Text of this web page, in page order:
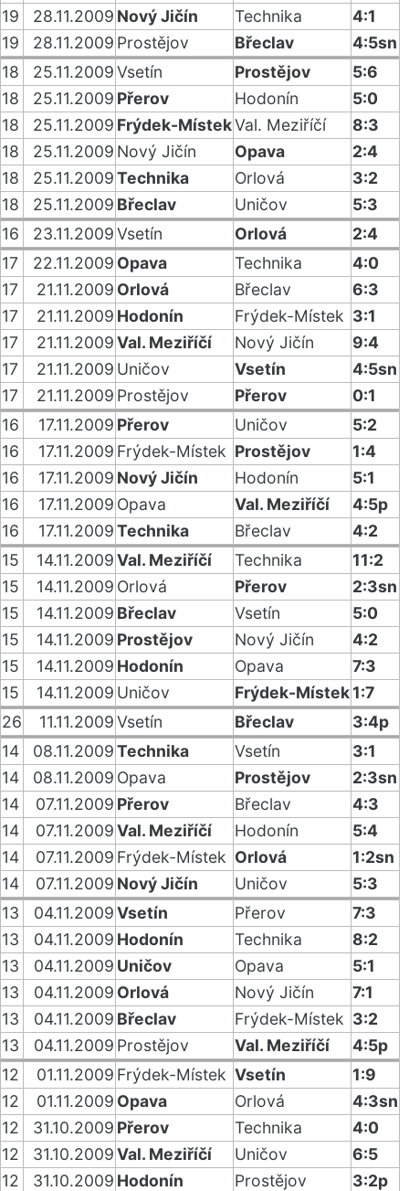
19
28.11.2009 Nový Jičín Technika
4:1
19
28.11.2009 Prostějov Břeclav
4:5sn
18
25.11.2009Vsetín Prostějov
5:6
18
25.11.2009 Přerov Hodonín
5:0
18
25.11.2009 Frýdek-MístekVal. Meziříčí
8:3
18
25.11.2009 Nový Jičín Opava
2:4
18
25.11.2009Technika Orlová
3:2
18
25.11.2009 Břeclav Uničov
5:3
16
23.11.2009Vsetín Orlová
2:4
17
22.11.2009 Opava Technika
4:0
17
21.11.2009 Orlová Břeclav
6:3
17
21.11.2009 Hodonín Frýdek-Místek 3:1
17
21.11.2009Val. Meziříčí Nový Jičín
9:4
17
21.11.2009 Uničov Vsetín
4:5sn
17
21.11.2009 Prostějov Přerov
0:1
16
17.11.2009 Přerov Uničov
5:2
16
17.11.2009 Frýdek-Místek Prostějov
1:4
16
17.11.2009 Nový Jičín Hodonín
5:1
16
17.11.2009 Opava Val. Meziříčí
4:5p
16
17.11.2009Technika Břeclav
4:2
15
14.11.2009Val. Meziříčí Technika
11:2
15
14.11.2009 Orlová Přerov
2:3sn
15
14.11.2009 Břeclav Vsetín
5:0
15
14.11.2009 Prostějov Nový Jičín
4:2
15
14.11.2009 Hodonín Opava
7:3
15
14.11.2009 Uničov Frýdek-Místek1:7
26
11.11.2009Vsetín Břeclav
3:4p
14
08.11.2009Technika Vsetín
3:1
14
08.11.2009 Opava Prostějov
2:3sn
14
07.11.2009 Přerov Břeclav
4:3
14
07.11.2009Val. Meziříčí Hodonín
5:4
14
07.11.2009 Frýdek-Místek Orlová
1:2sn
14
07.11.2009 Nový Jičín Uničov
5:3
13
04.11.2009Vsetín Přerov
7:3
13
04.11.2009 Hodonín Technika
8:2
13
04.11.2009 Uničov Opava
5:1
13
04.11.2009 Orlová Nový Jičín
7:1
13
04.11.2009 Břeclav Frýdek-Místek 3:2
13
04.11.2009 Prostějov Val. Meziříčí
4:5p
12
01.11.2009 Frýdek-Místek Vsetín
1:9
12
01.11.2009 Opava Orlová
4:3sn
12
31.10.2009 Přerov Technika
4:0
12
31.10.2009Val. Meziříčí Uničov
6:5
12
31.10.2009 Hodonín Prostějov
3:2p